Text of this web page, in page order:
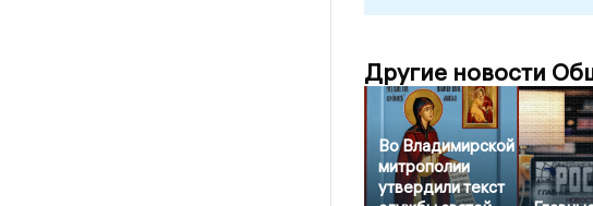
Другие новости
Во Владимирской
митрополии
утвердили текст